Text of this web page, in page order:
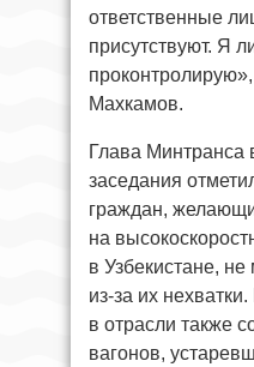
ответственные
присутствуют. Я
Махкамов.
Глава Минтранса
заседания
граждан,
на
в Узбекистане, не
из-за их
в отрасли также
вагонов,